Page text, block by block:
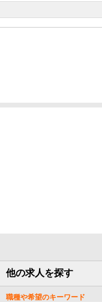
他の求人を探す
職種や希望のキーワード